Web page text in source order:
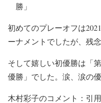
勝」
初めてのプレーオフは
ーナメントでしたが、残
そして嬉しい初優勝は「
優勝」でした。涙、涙の優
木村彩子のコメント：引